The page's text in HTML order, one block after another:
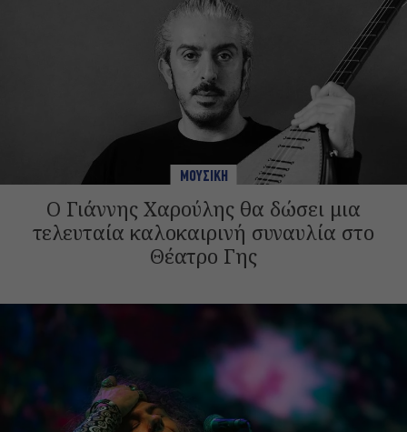
ΜΟΥΣΙΚΗ
Ο Γιάννης Χαρούλης θα δώσει μια
τελευταία καλοκαιρινή συναυλία στο
Θέατρο Γης